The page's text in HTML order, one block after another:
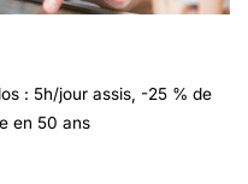
: 5h/jour assis, -25 % de
en 50 ans